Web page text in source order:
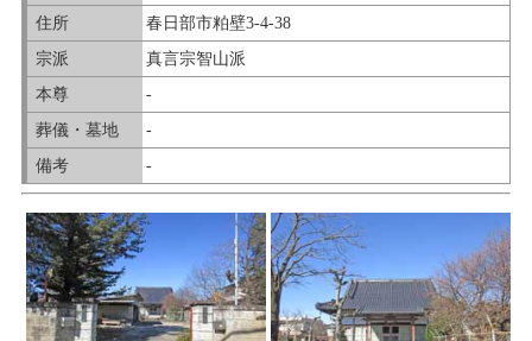
住所
春日部市粕壁3-4-38
宗派
真言宗智山派
本尊
-
葬儀・墓地
-
備考
-